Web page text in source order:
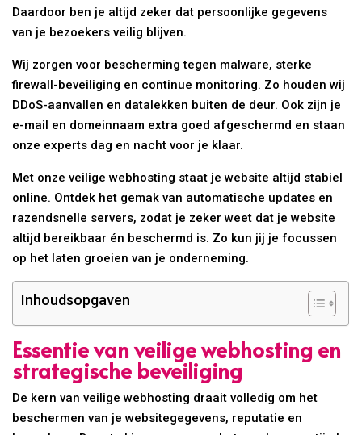
Daardoor ben je altijd zeker dat persoonlijke gegevens
van je bezoekers veilig blijven.
Wij zorgen voor bescherming tegen malware, sterke
firewall-beveiliging en continue monitoring. Zo houden wij
DDoS-aanvallen en datalekken buiten de deur. Ook zijn je
e-mail en domeinnaam extra goed afgeschermd en staan
onze experts dag en nacht voor je klaar.
Met onze veilige webhosting staat je website altijd stabiel
online. Ontdek het gemak van automatische updates en
razendsnelle servers, zodat je zeker weet dat je website
altijd bereikbaar én beschermd is. Zo kun jij je focussen
op het laten groeien van je onderneming.
Inhoudsopgaven
Essentie van veilige webhosting en
strategische beveiliging
De kern van veilige webhosting draait volledig om het
beschermen van je websitegegevens, reputatie en